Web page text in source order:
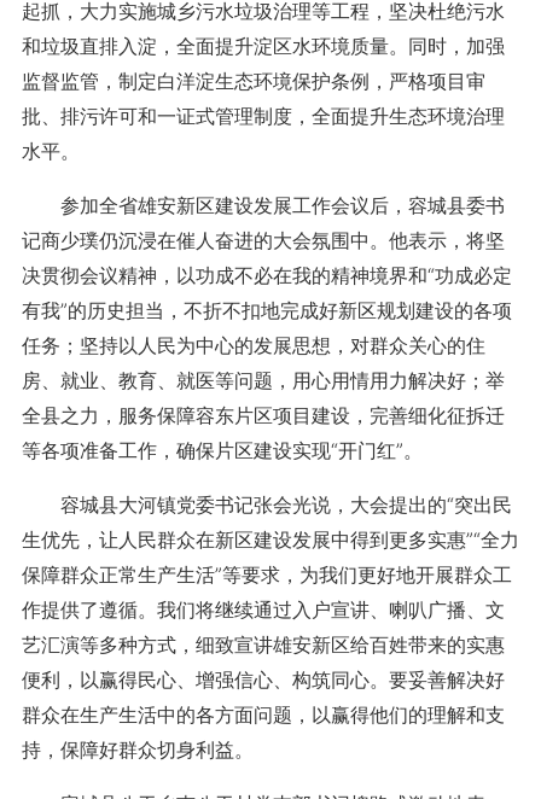
起抓，大力实施城乡污水垃圾治理等工程，坚决杜绝污水
和垃圾直排入淀，全面提升淀区水环境质量。同时，加强
监督监管，制定白洋淀生态环境保护条例，严格项目审
批、排污许可和一证式管理制度，全面提升生态环境治理
水平。
参加全省雄安新区建设发展工作会议后，容城县委书
记商少璞仍沉浸在催人奋进的大会氛围中。他表示，将坚
决贯彻会议精神，以功成不必在我的精神境界和“功成必定
有我”的历史担当，不折不扣地完成好新区规划建设的各项
任务；坚持以人民为中心的发展思想，对群众关心的住
房、就业、教育、就医等问题，用心用情用力解决好；举
全县之力，服务保障容东片区项目建设，完善细化征拆迁
等各项准备工作，确保片区建设实现“开门红”。
容城县大河镇党委书记张会光说，大会提出的“突出民
生优先，让人民群众在新区建设发展中得到更多实惠”“全力
保障群众正常生产生活”等要求，为我们更好地开展群众工
作提供了遵循。我们将继续通过入户宣讲、喇叭广播、文
艺汇演等多种方式，细致宣讲雄安新区给百姓带来的实惠
便利，以赢得民心、增强信心、构筑同心。要妥善解决好
群众在生产生活中的各方面问题，以赢得他们的理解和支
持，保障好群众切身利益。